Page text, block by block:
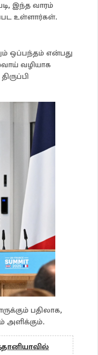
இந்த வாரம்
உள்ளார்கள்.
ஒப்பந்தம் என்பது
வழியாக
பதிலாக,
அளிக்கும்.